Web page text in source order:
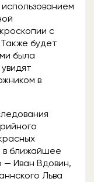
с
будет
была
в
в ближайшее
— Иван Вдовин,
Льва